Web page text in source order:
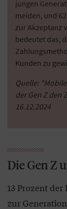
jungen
meiden, und
zur Akzeptanz
bedeutet das,
Kunden zu
Quelle:
der Gen Z den
16.12.2024
Die Gen Z
13 Prozent
zur